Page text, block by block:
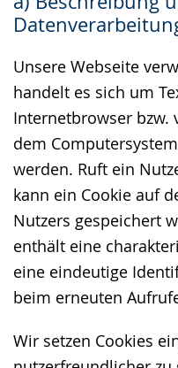
Unsere Webseite
handelt es sich um
Internetbrowser
dem
werden. Ruft ein
kann ein Cookie auf
Nutzers gespeichert
enthält eine
eine eindeutige
beim erneuten
Wir setzen Cookies
wechseln.
Deutscher
wird
angezeigt.